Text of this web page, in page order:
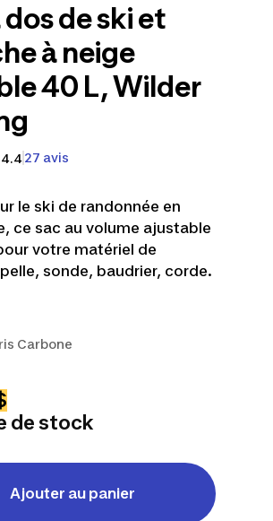
dos de ski et
à neige
40 L, Wilder
4.427 avis
le ski de randonnée en
ce sac au volume ajustable
votre matériel de
sonde, baudrier, corde.
Carbone
de stock
Ajouter au panier